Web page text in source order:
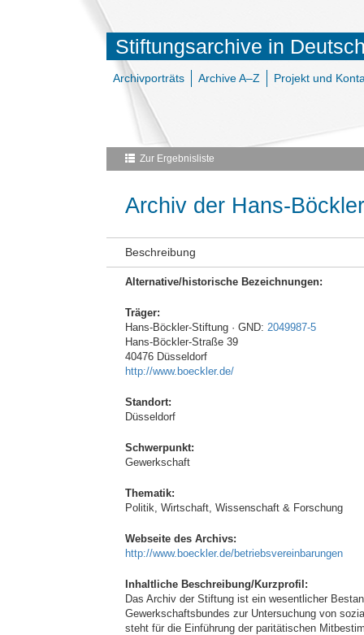
Stiftungsarchive in
Archivporträts Archive A–Z Projekt und
Zur Ergebnisliste
Archiv der Hans-
Beschreibung
Alternative/historische Bezeichnungen:
Träger:
Hans-Böckler-Stiftung · GND: 2049987-5
Hans-Böckler-Straße 39
40476 Düsseldorf
http://www.boeckler.de/
Standort:
Düsseldorf
Schwerpunkt:
Gewerkschaft
Thematik:
Politik, Wirtschaft, Wissenschaft & Forschung
Webseite des Archivs:
http://www.boeckler.de/betriebsvereinbarungen
Inhaltliche Beschreibung/Kurzprofil:
Das Archiv der Stiftung ist ein wesentlicher
Gewerkschaftsbundes zur Untersuchung von
steht für die Einführung der paritätischen